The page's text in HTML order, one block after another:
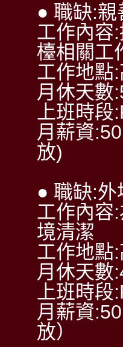
● 職缺:
工作內容
檯相關工
工作地點
月休天數
上班時
月薪資
放)
● 職缺:外
工作內容
境清潔
工作地點
月休天數
上班時
月薪資
放）